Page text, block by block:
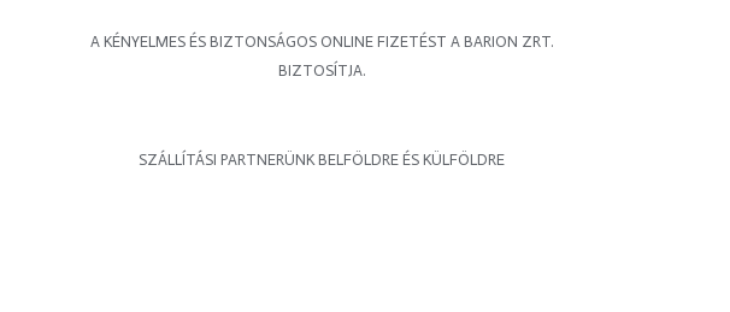
A KÉNYELMES ÉS BIZTONSÁGOS ONLINE FIZETÉST A BARION ZRT.
BIZTOSÍTJA.
SZÁLLÍTÁSI PARTNERÜNK BELFÖLDRE ÉS KÜLFÖLDRE